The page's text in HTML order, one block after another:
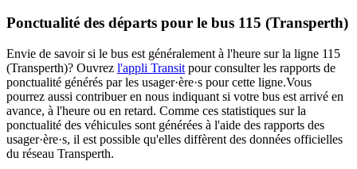
Ponctualité des départs pour le bus 115 (Transperth)
Envie de savoir si le bus est généralement à l'heure sur la ligne 115
(Transperth)? Ouvrez l'appli Transit pour consulter les rapports de
ponctualité générés par les usager·ère·s pour cette ligne.Vous
pourrez aussi contribuer en nous indiquant si votre bus est arrivé en
avance, à l'heure ou en retard. Comme ces statistiques sur la
ponctualité des véhicules sont générées à l'aide des rapports des
usager·ère·s, il est possible qu'elles diffèrent des données officielles
du réseau Transperth.